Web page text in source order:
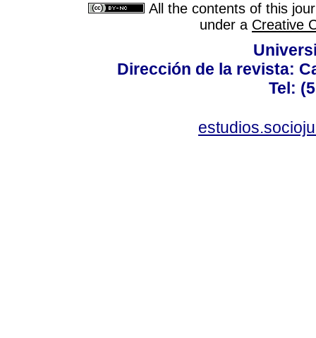
All the contents of this
under a Creative
Dirección de la revista:
Tel: